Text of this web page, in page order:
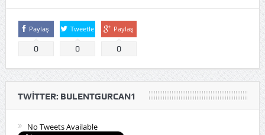
Paylaş
0
Tweetle
0
Paylaş
0
TWITTER: BULENTGURCAN1
No Tweets Available